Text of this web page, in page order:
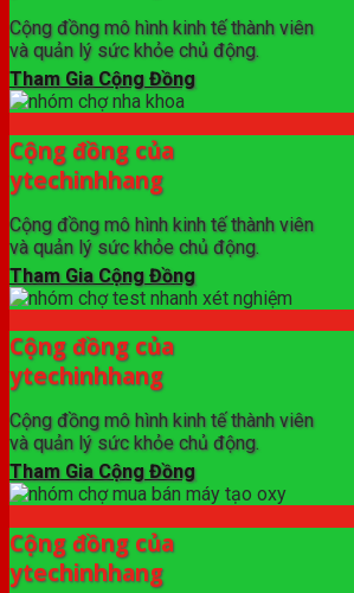
Cộng đồng mô hình kinh tế thành viên
và quản lý sức khỏe chủ động.
Tham Gia Cộng Đồng
Cộng đồng của
ytechinhhang
Cộng đồng mô hình kinh tế thành viên
và quản lý sức khỏe chủ động.
Tham Gia Cộng Đồng
Cộng đồng của
ytechinhhang
Cộng đồng mô hình kinh tế thành viên
và quản lý sức khỏe chủ động.
Tham Gia Cộng Đồng
Cộng đồng của
ytechinhhang